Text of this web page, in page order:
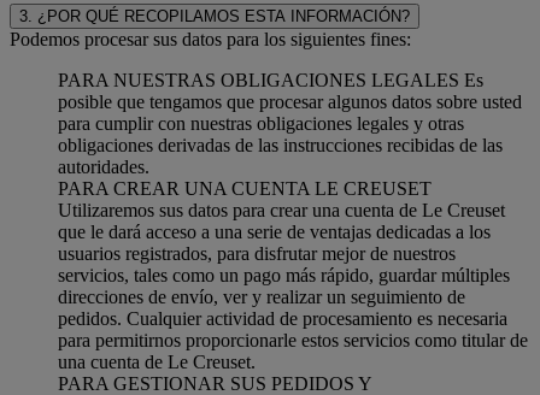
3. ¿POR QUÉ RECOPILAMOS ESTA INFORMACIÓN?
Podemos procesar sus datos para los siguientes fines:
PARA NUESTRAS OBLIGACIONES LEGALES Es
posible que tengamos que procesar algunos datos sobre usted
para cumplir con nuestras obligaciones legales y otras
obligaciones derivadas de las instrucciones recibidas de las
autoridades.
PARA CREAR UNA CUENTA LE CREUSET
Utilizaremos sus datos para crear una cuenta de Le Creuset
que le dará acceso a una serie de ventajas dedicadas a los
usuarios registrados, para disfrutar mejor de nuestros
servicios, tales como un pago más rápido, guardar múltiples
direcciones de envío, ver y realizar un seguimiento de
pedidos. Cualquier actividad de procesamiento es necesaria
para permitirnos proporcionarle estos servicios como titular de
una cuenta de Le Creuset.
PARA GESTIONAR SUS PEDIDOS Y